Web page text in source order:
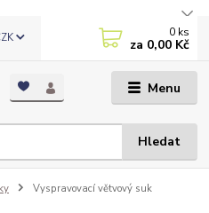
Menu
Hledat
0 ks
za 0,00 Kč
Vyspravovací větvový suk